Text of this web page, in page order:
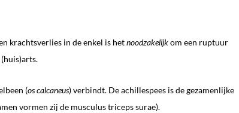
krachtsverlies in de enkel is hetnoodzakelijkom een ruptuur
(os calcaneus) verbindt. De achillespees is de gezamenlijke
vormen zij de musculus triceps surae).